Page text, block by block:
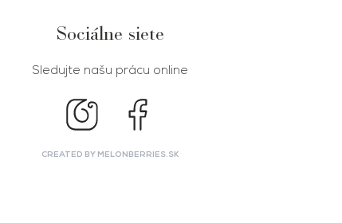
Sociálne siete
Sledujte našu prácu online
CREATED BY MELONBERRIES.SK